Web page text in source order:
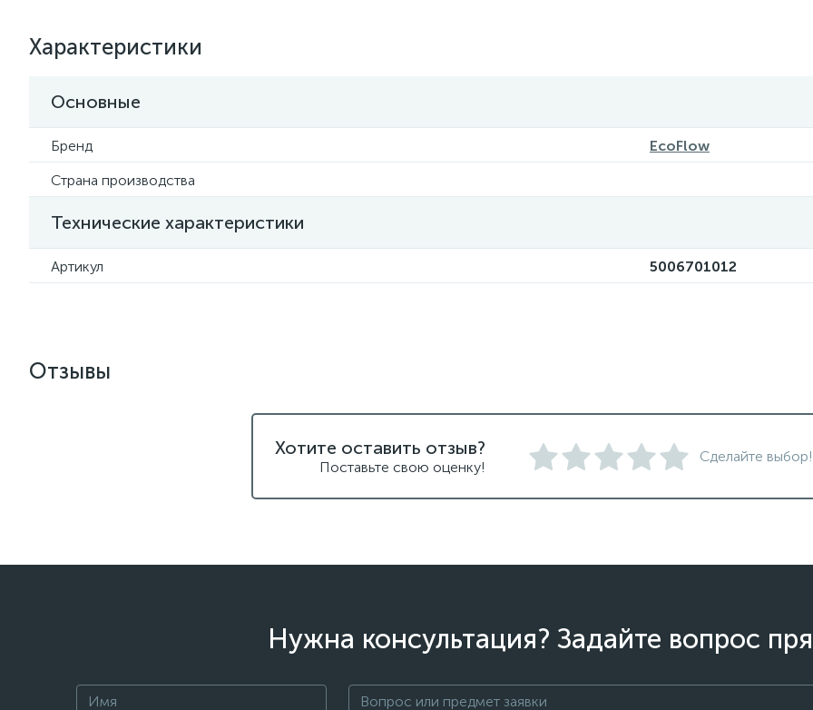
Характеристики
Основные
Бренд
EcoFlow
Страна производства
Технические характеристики
Артикул 5006701012
Отзывы
Хотите оставить отзыв?
Поставьте свою оценку!
Сделайте выбор!
Нужна консультация? Задайте вопрос